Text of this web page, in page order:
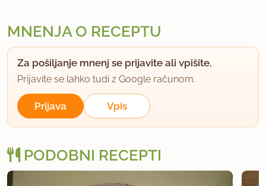
MNENJA O RECEPTU
Za pošiljanje mnenj se prijavite ali vpišite.
Prijavite se lahko tudi z Google računom.
Prijava Vpis
PODOBNI RECEPTI